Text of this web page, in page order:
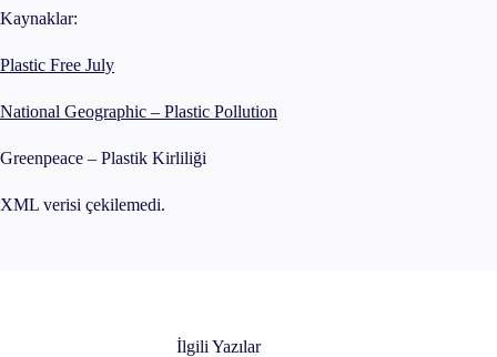
Kaynaklar:
Plastic Free July
National Geographic – Plastic Pollution
Greenpeace – Plastik Kirliliği
XML verisi çekilemedi.
İlgili Yazılar